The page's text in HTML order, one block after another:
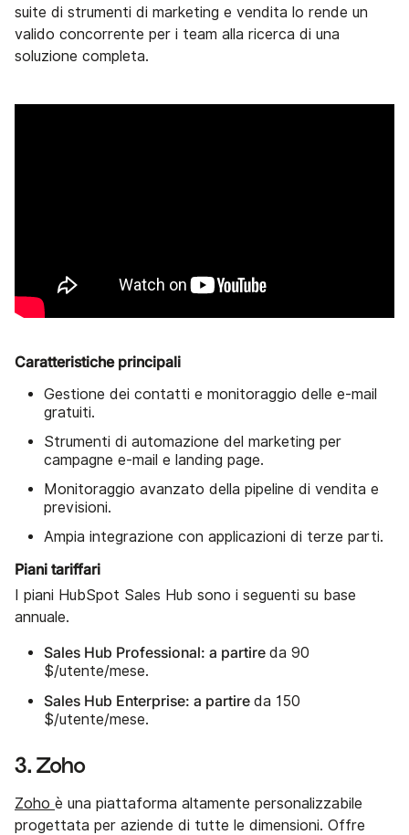
suite di strumenti di marketing e vendita lo rende un
valido concorrente per i team alla ricerca di una
soluzione completa.
Caratteristiche principali
Gestione dei contatti e monitoraggio delle e-mail
gratuiti.
Strumenti di automazione del marketing per
campagne e-mail e landing page.
Monitoraggio avanzato della pipeline di vendita e
previsioni.
Ampia integrazione con applicazioni di terze parti.
Piani tariffari
I piani HubSpot Sales Hub sono i seguenti su base
annuale.
Sales Hub Professional: a partire da 90
$/utente/mese.
Sales Hub Enterprise: a partire da 150
$/utente/mese.
3. Zoho
Zoho è una piattaforma altamente personalizzabile
progettata per aziende di tutte le dimensioni. Offre